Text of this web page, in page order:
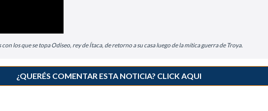
los que se topa Odiseo, rey de Ítaca, de retorno a su casa luego de la mítica guerra de Troya.
¿QUERÉS COMENTAR ESTA NOTICIA? CLICK AQUI